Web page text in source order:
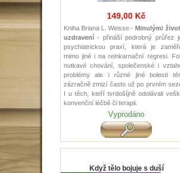
149,00 Kč
Kniha Briana L. Weisse -Minulými
uzdravení- přináší podrobný průřez
psychiatrickou praxí, která je
mimo jiné i na reinkarnační regresi.
nutkavé chování, společenské i
problémy ale i různé jiné bolesti
zázračně zmizí často už po prvním
I u těch, kteří tvrdošíjně odolávali
konvenční léčbě či terapii.
Vyprodáno
Když tělo bojuje s duší